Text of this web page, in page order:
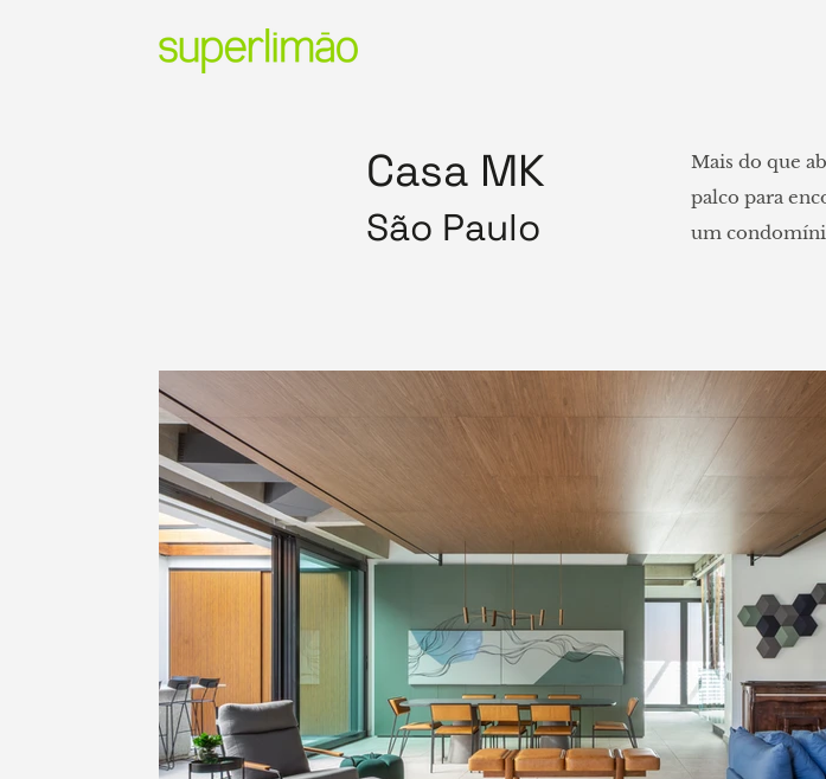
Casa MK
São Paulo
Mais do que
palco para
um
inicialmente
contornos,
resultado é
soluções que
Layout em
O térreo
envidraçada,
espaço de
projeto
soluções
residência
Pensado